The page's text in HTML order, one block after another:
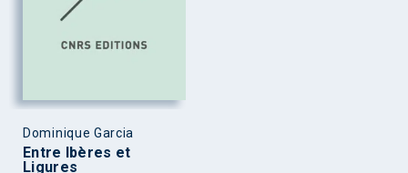
Dominique Garcia
Entre Ibères et
Ligures